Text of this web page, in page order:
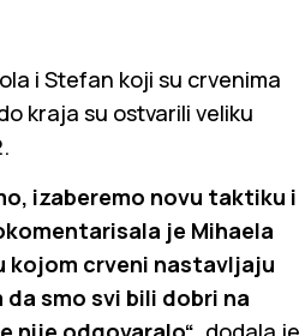
i Stefan koji su crvenima
kraja su ostvarili veliku
izaberemo novu taktiku i
je Mihaela
kojom crveni nastavljaju
smo svi bili dobri na